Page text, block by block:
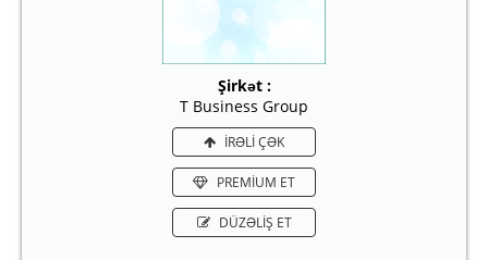
Şirkət :
T Business Group
İRƏLİ ÇƏK
PREMİUM ET
DÜZƏLİŞ ET